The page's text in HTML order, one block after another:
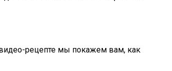
рецепте мы покажем вам, как